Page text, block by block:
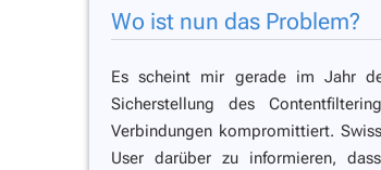
Wo ist nun das Problem?
Es scheint mir gerade im Jahr
Sicherstellung des
Verbindungen kompromittiert.
User darüber zu informieren,